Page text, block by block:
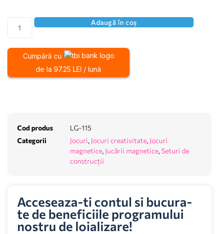
Adaugă în coș
Cumpără cu
de la 97.25 LEI / lună
Cod produs
LG-115
Categorii
Jocuri, Jocuri creativitate, Jocuri
magnetice, Jucării magnetice, Seturi de
construcții
Acceseaza-ti contul si bucura-
te de beneficiile programului
nostru de loializare!